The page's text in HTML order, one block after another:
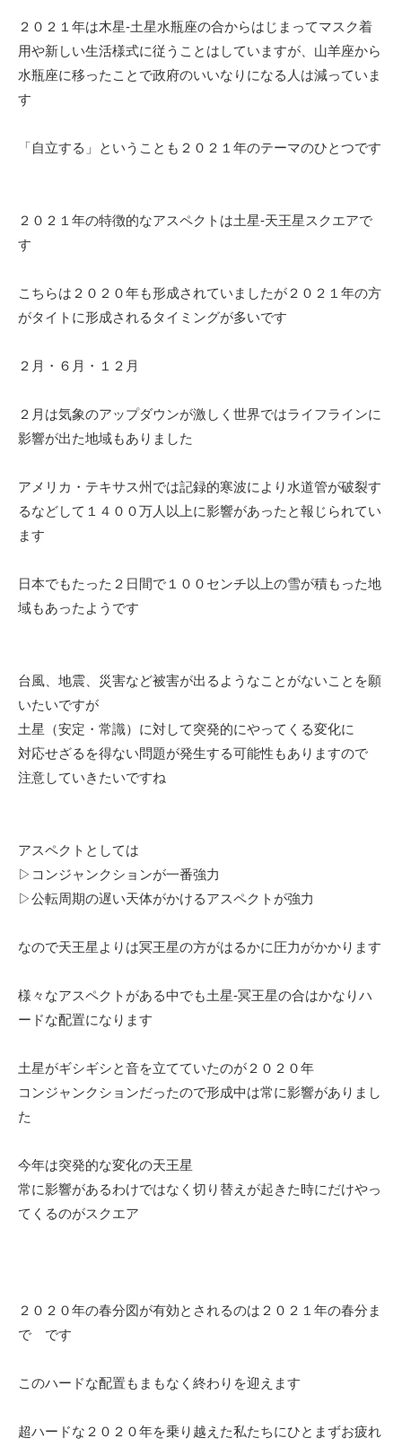
２０２１年は木星-土星水瓶座の合からはじまってマスク着
用や新しい生活様式に従うことはしていますが、山羊座から
水瓶座に移ったことで政府のいいなりになる人は減っていま
す
「自立する」ということも２０２１年のテーマのひとつです
２０２１年の特徴的なアスペクトは土星-天王星スクエアで
す
こちらは２０２０年も形成されていましたが２０２１年の方
がタイトに形成されるタイミングが多いです
２月・６月・１２月
２月は気象のアップダウンが激しく世界ではライフラインに
影響が出た地域もありました
アメリカ・テキサス州では記録的寒波により水道管が破裂す
るなどして１４００万人以上に影響があったと報じられてい
ます
日本でもたった２日間で１００センチ以上の雪が積もった地
域もあったようです
台風、地震、災害など被害が出るようなことがないことを願
いたいですが
土星（安定・常識）に対して突発的にやってくる変化に
対応せざるを得ない問題が発生する可能性もありますので
注意していきたいですね
アスペクトとしては
▷コンジャンクションが一番強力
▷公転周期の遅い天体がかけるアスペクトが強力
なので天王星よりは冥王星の方がはるかに圧力がかかります
様々なアスペクトがある中でも土星-冥王星の合はかなりハ
ードな配置になります
土星がギシギシと音を立てていたのが２０２０年
コンジャンクションだったので形成中は常に影響がありまし
た
今年は突発的な変化の天王星
常に影響があるわけではなく切り替えが起きた時にだけやっ
てくるのがスクエア
２０２０年の春分図が有効とされるのは２０２１年の春分ま
で です
このハードな配置もまもなく終わりを迎えます
超ハードな２０２０年を乗り越えた私たちにひとまずお疲れ